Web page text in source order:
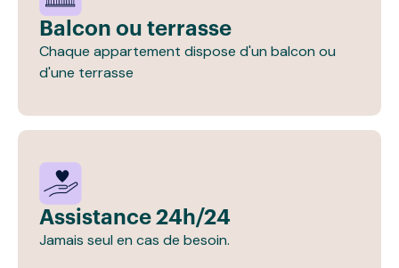
Balcon ou terrasse
Chaque appartement dispose d'un balcon ou
d'une terrasse
Assistance 24h/24
Jamais seul en cas de besoin.